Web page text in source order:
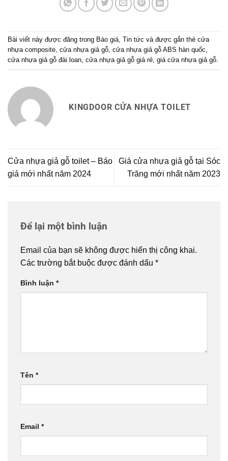
Bài viết này được đăng trong Báo giá Tin tức và được gắn thẻ cửa
nhựa composite cửa nhựa giả gỗ cửa nhựa giả gỗ ABS hàn quốc
cửa nhựa giả gỗ đài loan cửa nhựa giả gỗ giá rẻ giá cửa nhựa giả gỗ
KINGDOOR CỬA NHỰA TOILET
Cửa nhựa giả gỗ toilet – Báo
giá mới nhất năm 2024
Giá cửa nhựa giả gỗ tại Sóc
Trăng mới nhất năm 2023
Để lại một bình luận
Email của bạn sẽ không được hiển thị công khai.
Các trường bắt buộc được đánh dấu *
Bình luận *
Tên *
Email *